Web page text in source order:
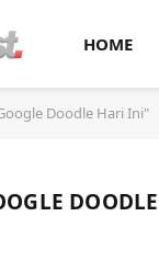
HOME
Doodle Hari Ini"